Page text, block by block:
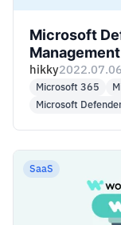
Microsoft
hikky2022.07.06
Microsoft 365
Microsoft
SaaS